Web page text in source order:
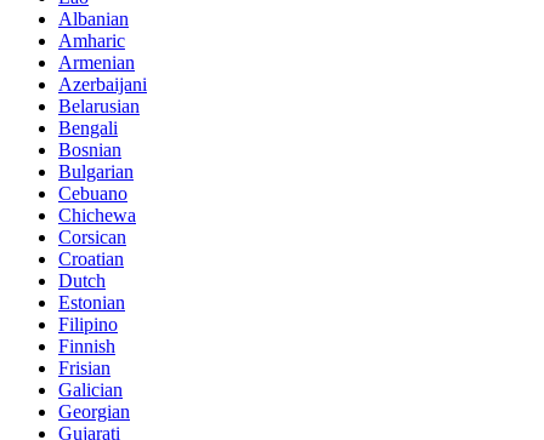
Albanian
Amharic
Armenian
Azerbaijani
Belarusian
Bengali
Bosnian
Bulgarian
Cebuano
Chichewa
Corsican
Croatian
Dutch
Estonian
Filipino
Finnish
Frisian
Galician
Georgian
Gujarati